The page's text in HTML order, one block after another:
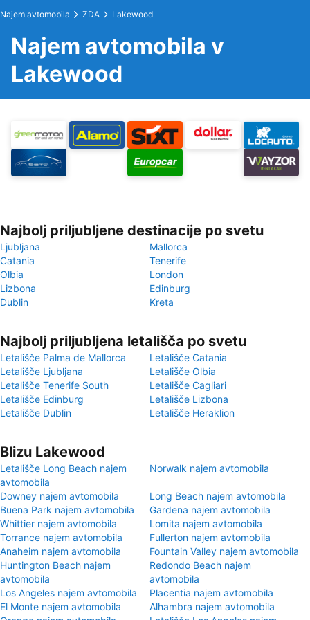
Najem avtomobila ZDA Lakewood
Najem avtomobila v
Lakewood
Najbolj priljubljene destinacije po svetu
Ljubljana
Mallorca
Catania
Tenerife
Olbia
London
Lizbona
Edinburg
Dublin
Kreta
Najbolj priljubljena letališča po svetu
Letališče Palma de Mallorca
Letališče Catania
Letališče Ljubljana
Letališče Olbia
Letališče Tenerife South
Letališče Cagliari
Letališče Edinburg
Letališče Lizbona
Letališče Dublin
Letališče Heraklion
Blizu Lakewood
Letališče Long Beach najem
avtomobila
Norwalk najem avtomobila
Downey najem avtomobila
Long Beach najem avtomobila
Buena Park najem avtomobila
Gardena najem avtomobila
Whittier najem avtomobila
Lomita najem avtomobila
Torrance najem avtomobila
Fullerton najem avtomobila
Anaheim najem avtomobila
Fountain Valley najem avtomobila
Huntington Beach najem
avtomobila
Redondo Beach najem
avtomobila
Los Angeles najem avtomobila
Placentia najem avtomobila
El Monte najem avtomobila
Alhambra najem avtomobila